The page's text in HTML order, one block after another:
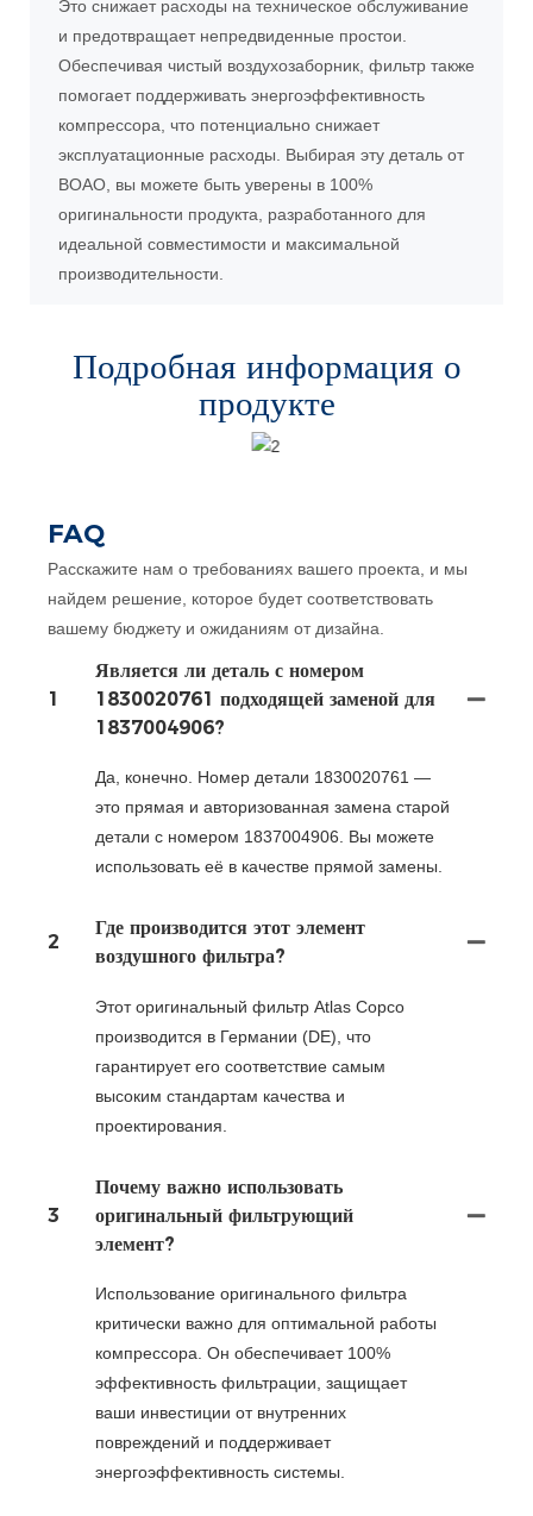
Это снижает расходы на техническое обслуживание
и предотвращает непредвиденные простои.
Обеспечивая чистый воздухозаборник, фильтр также
помогает поддерживать энергоэффективность
компрессора, что потенциально снижает
эксплуатационные расходы. Выбирая эту деталь от
BOAO, вы можете быть уверены в 100%
оригинальности продукта, разработанного для
идеальной совместимости и максимальной
производительности.
Подробная информация о
продукте
FAQ
Расскажите нам о требованиях вашего проекта, и мы
найдем решение, которое будет соответствовать
вашему бюджету и ожиданиям от дизайна.
1
Является ли деталь с номером
1830020761 подходящей заменой для
1837004906?
Да, конечно. Номер детали 1830020761 —
это прямая и авторизованная замена старой
детали с номером 1837004906. Вы можете
использовать её в качестве прямой замены.
2
Где производится этот элемент
воздушного фильтра?
Этот оригинальный фильтр Atlas Copco
производится в Германии (DE), что
гарантирует его соответствие самым
высоким стандартам качества и
проектирования.
3
Почему важно использовать
оригинальный фильтрующий
элемент?
Использование оригинального фильтра
критически важно для оптимальной работы
компрессора. Он обеспечивает 100%
эффективность фильтрации, защищает
ваши инвестиции от внутренних
повреждений и поддерживает
энергоэффективность системы.